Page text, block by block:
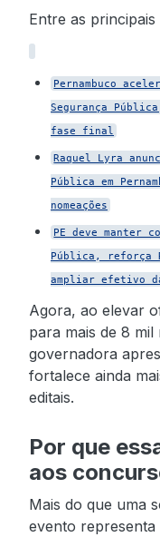
Entre as
Pernambuco
Segurança
fase final
Raquel Lyra
Pública em
nomeações
PE deve manter
Pública, reforça
ampliar efetivo
Agora, ao elevar
para mais de 8
governadora
fortalece ainda
editais.
Por que
aos
Mais do que uma
evento